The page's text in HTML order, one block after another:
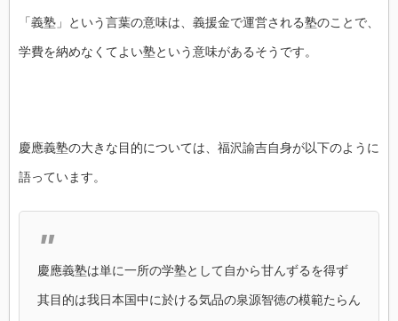
「義塾」という言葉の意味は、義援金で運営される塾のことで、
学費を納めなくてよい塾という意味があるそうです。
慶應義塾の大きな目的については、福沢諭吉自身が以下のように
語っています。
慶應義塾は単に一所の学塾として自から甘んずるを得ず
其目的は我日本国中に於ける気品の泉源智徳の模範たらん